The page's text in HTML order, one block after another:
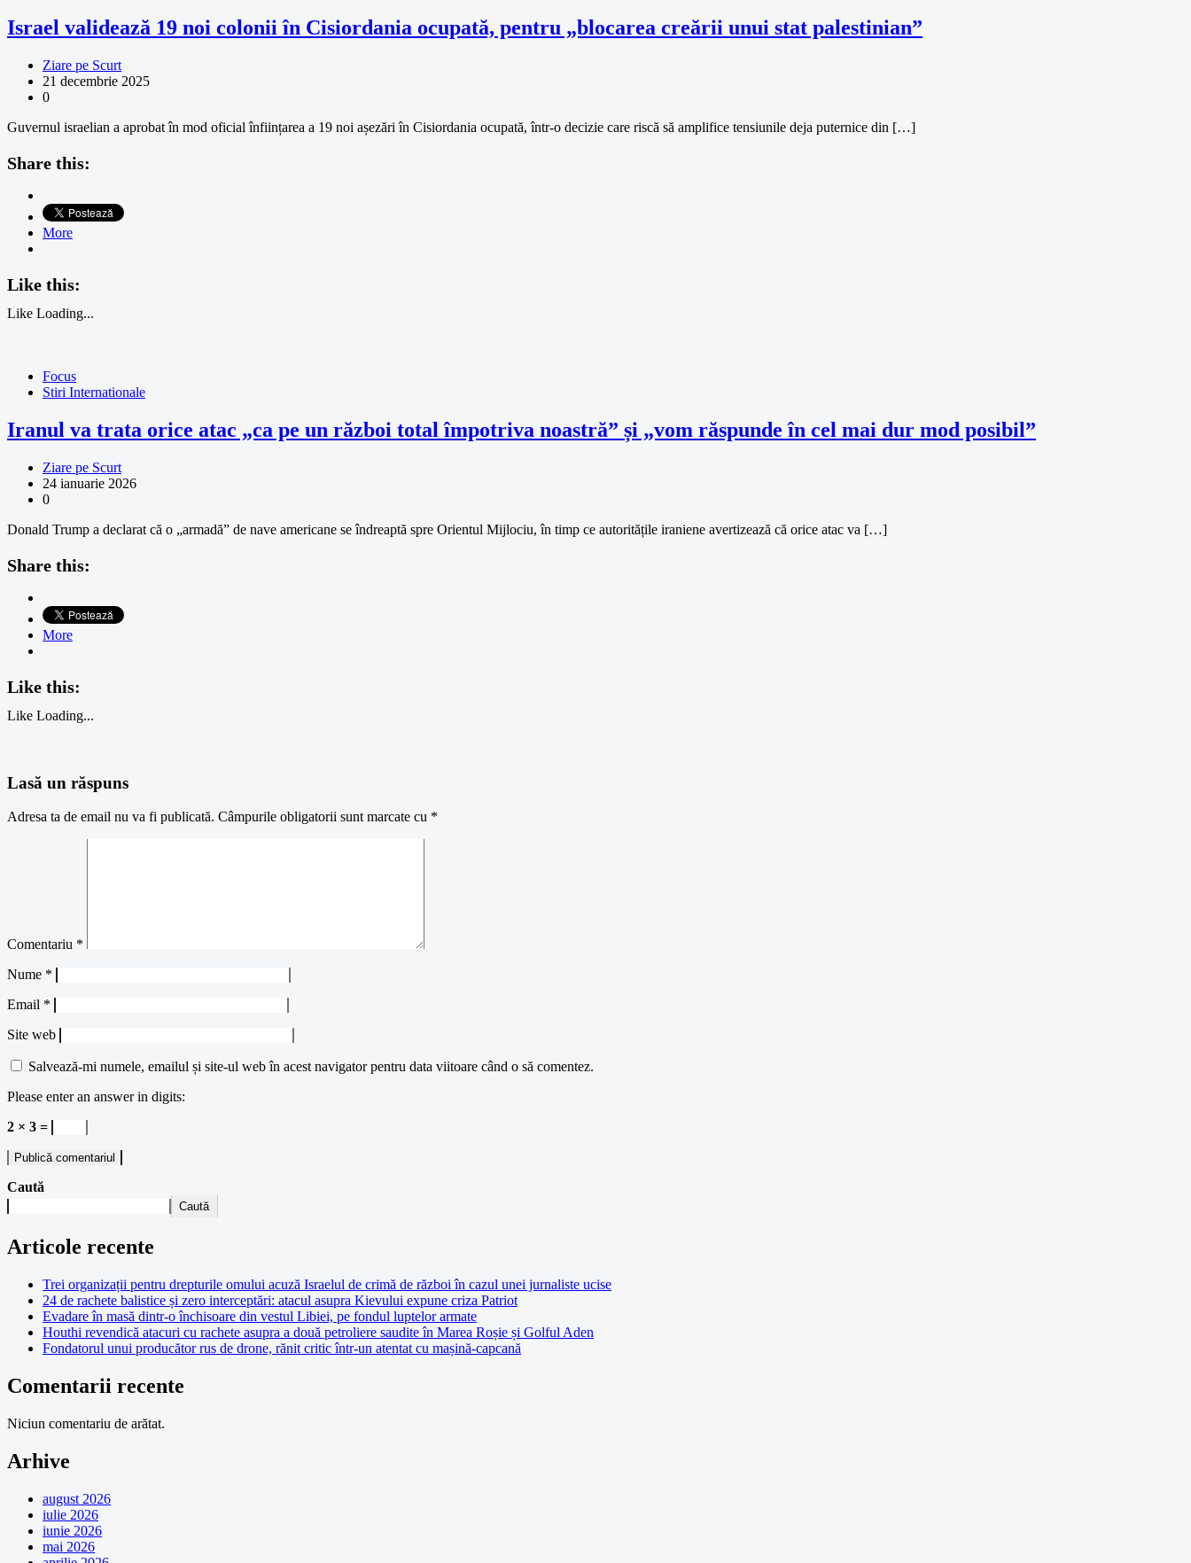
Israel validează 19 noi colonii în Cisiordania ocupată, pentru „blocarea creării unui stat palestinian”
Ziare pe Scurt
21 decembrie 2025
0
Guvernul israelian a aprobat în mod oficial înființarea a 19 noi așezări în Cisiordania ocupată, într-o decizie care riscă să amplifice tensiunile deja puternice din […]
Share this:
More
Like this:
Like Loading...
Focus
Stiri Internationale
Iranul va trata orice atac „ca pe un război total împotriva noastră” și „vom răspunde în cel mai dur mod posibil”
Ziare pe Scurt
24 ianuarie 2026
0
Donald Trump a declarat că o „armadă” de nave americane se îndreaptă spre Orientul Mijlociu, în timp ce autoritățile iraniene avertizează că orice atac va […]
Share this:
More
Like this:
Like Loading...
Lasă un răspuns
Adresa ta de email nu va fi publicată. Câmpurile obligatorii sunt marcate cu *
Comentariu *
Nume *
Email *
Site web
Salvează-mi numele, emailul și site-ul web în acest navigator pentru data viitoare când o să comentez.
Please enter an answer in digits:
2 × 3 =
Caută
Caută
Articole recente
Trei organizații pentru drepturile omului acuză Israelul de crimă de război în cazul unei jurnaliste ucise
24 de rachete balistice și zero interceptări: atacul asupra Kievului expune criza Patriot
Evadare în masă dintr-o închisoare din vestul Libiei, pe fondul luptelor armate
Houthi revendică atacuri cu rachete asupra a două petroliere saudite în Marea Roșie și Golful Aden
Fondatorul unui producător rus de drone, rănit critic într-un atentat cu mașină-capcană
Comentarii recente
Niciun comentariu de arătat.
Arhive
august 2026
iulie 2026
iunie 2026
mai 2026